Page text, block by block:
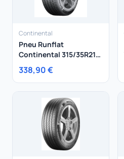
Continental
Pneu Runflat
Continental 315/35R21
111Y PremiumContact 6
SSR BMW Mini XL
338,90 €